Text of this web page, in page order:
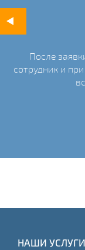
После
сотрудник и
НАШИ УСЛУГИ